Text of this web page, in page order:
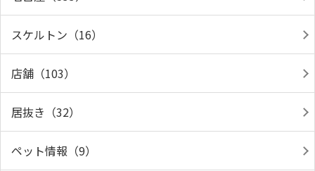
スケルトン（16）
店舗（103）
居抜き（32）
ペット情報（9）